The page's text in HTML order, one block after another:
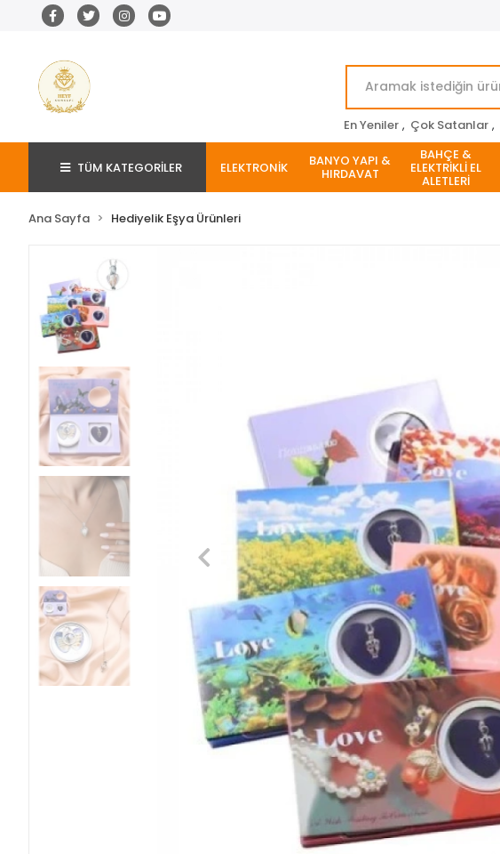
En Yeniler , Çok Satanlar ,
TÜM KATEGORİLER ELEKTRONİK BANYO YAPI &
HIRDAVAT
BAHÇE &
ELEKTRİKLİ EL
ALETLERİ
Ana Sayfa Hediyelik Eşya Ürünleri